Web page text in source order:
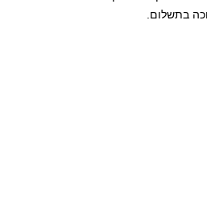
בתשלום.